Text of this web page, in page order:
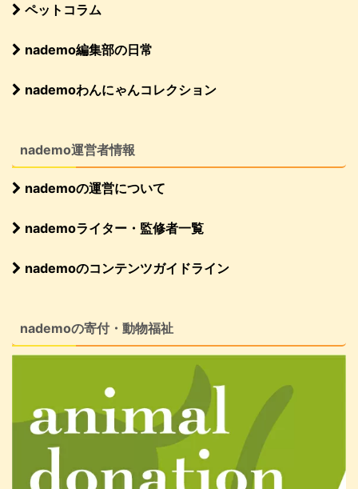
ペットコラム
nademo編集部の日常
nademoわんにゃんコレクション
nademo運営者情報
nademoの運営について
nademoライター・監修者一覧
nademoのコンテンツガイドライン
nademoの寄付・動物福祉